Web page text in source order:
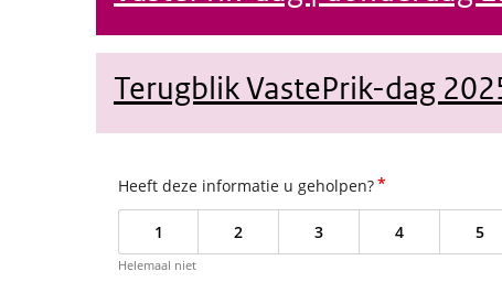
Terugblik VastePrik-dag
Heeft deze informatie u geholpen?*
1 2 3 4 5
Helemaal niet